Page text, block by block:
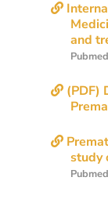
Pubmed
(PDF)
Pubmed